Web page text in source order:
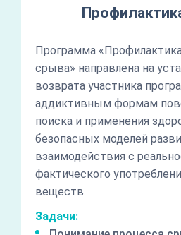
Программа
срыва» направлена на
возврата участника
аддиктивным формам
поиска и применения
безопасных моделей
взаимодействия с
фактического
веществ.
Задачи: